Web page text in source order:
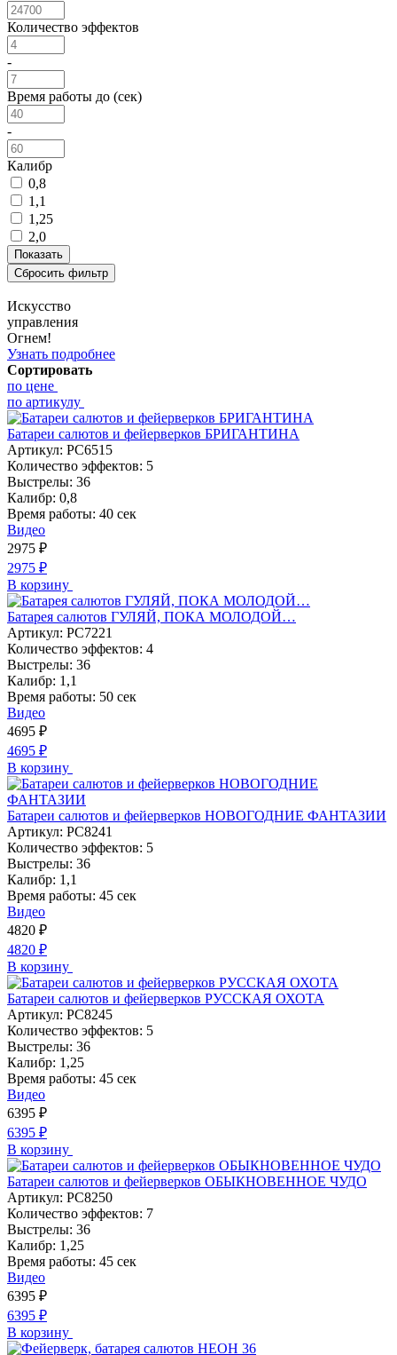
Количество эффектов
-
Время работы до (сек)
-
Калибр
0,8
1,1
1,25
2,0
Искусство
управления
Огнем!
Узнать подробнее
Сортировать
по цене
по артикулу
Батареи салютов и фейерверков БРИГАНТИНА
Артикул: РС6515
Количество эффектов: 5
Выстрелы: 36
Калибр: 0,8
Время работы: 40 сек
Видео
2975 ₽
2975 ₽
В корзину
Батарея салютов ГУЛЯЙ, ПОКА МОЛОДОЙ…
Артикул: РС7221
Количество эффектов: 4
Выстрелы: 36
Калибр: 1,1
Время работы: 50 сек
Видео
4695 ₽
4695 ₽
В корзину
Батареи салютов и фейерверков НОВОГОДНИЕ ФАНТАЗИИ
Артикул: РС8241
Количество эффектов: 5
Выстрелы: 36
Калибр: 1,1
Время работы: 45 сек
Видео
4820 ₽
4820 ₽
В корзину
Батареи салютов и фейерверков РУССКАЯ ОХОТА
Артикул: РС8245
Количество эффектов: 5
Выстрелы: 36
Калибр: 1,25
Время работы: 45 сек
Видео
6395 ₽
6395 ₽
В корзину
Батареи салютов и фейерверков ОБЫКНОВЕННОЕ ЧУДО
Артикул: РС8250
Количество эффектов: 7
Выстрелы: 36
Калибр: 1,25
Время работы: 45 сек
Видео
6395 ₽
6395 ₽
В корзину